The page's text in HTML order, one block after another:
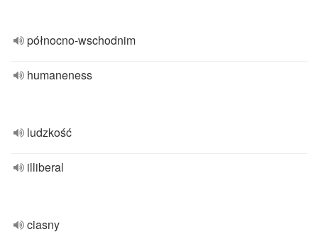
północno-wschodnim
humaneness
ludzkość
illiberal
ciasny